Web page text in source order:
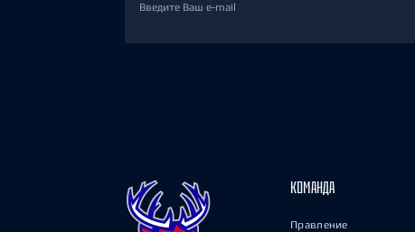
Введите Ваш e-mail
КОМАНДА
Правление